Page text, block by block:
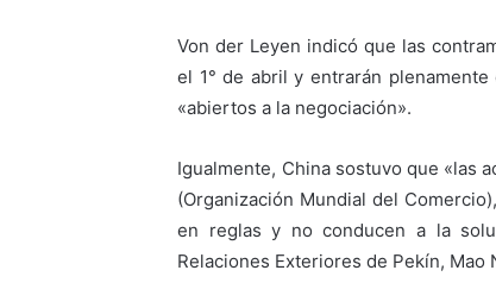
Von der Leyen indicó que las
el 1° de abril y entrarán
«abiertos a la negociación».
Igualmente, China sostuvo que «las
(Organización Mundial del
en reglas y no conducen a la
Relaciones Exteriores de Pekín, Mao